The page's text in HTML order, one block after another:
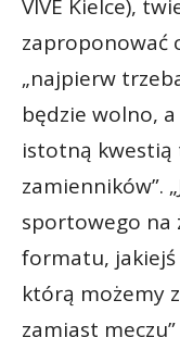
VIVE Kielce),
zaproponować
„najpierw
będzie wolno, a
istotną kwestią
zamienników”.
sportowego na
formatu, jakiejś
którą możemy
zamiast